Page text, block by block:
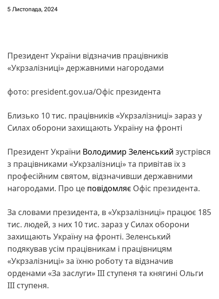
5 Листопада, 2024
Президент України відзначив працівників
«Укрзалізниці» державними нагородами
фото: president.gov.ua/Офіс президента
Близько 10 тис. працівників «Укрзалізниці» зараз у
Силах оборони захищають Україну на фронті
Президент України Володимир Зеленський зустрівся
з працівниками «Укрзалізниці» та привітав їх з
професійним святом, відзначивши державними
нагородами. Про це повідомляє Офіс президента.
За словами президента, в «Укрзалізниці» працює 185
тис. людей, з них 10 тис. зараз у Силах оборони
захищають Україну на фронті. Зеленський
подякував усім працівникам і працівницям
«Укрзалізниці» за їхню роботу та відзначив
орденами «За заслуги» ІІІ ступеня та княгині Ольги
ІІІ ступеня.